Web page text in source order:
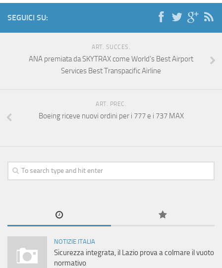
SEGUICI SU:
ART. SUCCES.
ANA premiata da SKYTRAX come World’s Best Airport
Services Best Transpacific Airline
ART. PREC.
Boeing riceve nuovi ordini per i 777 e i 737 MAX
NOTIZIE ITALIA
Sicurezza integrata, il Lazio prova a colmare il vuoto
normativo